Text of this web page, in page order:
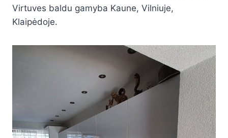
Virtuves baldu gamyba Kaune, Vilniuje,
Klaipėdoje.